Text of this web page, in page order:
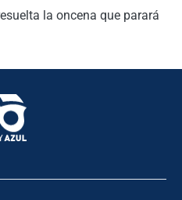
la oncena que parará